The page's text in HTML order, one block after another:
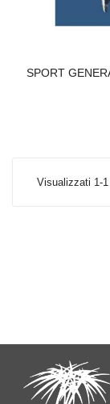
SPORT
Visualizzati 1-